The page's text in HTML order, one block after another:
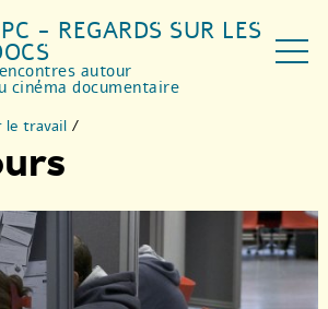
- REGARDS SUR LES
autour
cinéma documentaire
le travail /